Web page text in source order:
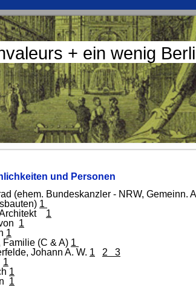
+ ein wenig
und Personen
(ehem. Bundeskanzler - NRW, Gemeinn.
1
Architekt 1
1
1
Familie (C & A) 1
Johann A. W. 1
2 3
1
1
1